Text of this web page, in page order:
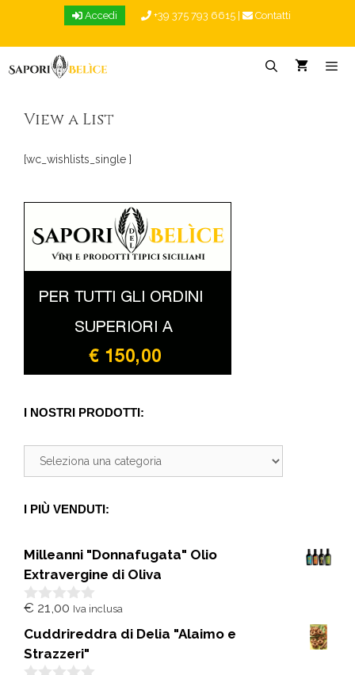
Accedi +39 375 793 6615 Contatti
View a List
[wc_wishlists_single ]
I NOSTRI PRODOTTI:
I PIÙ VENDUTI:
Milleanni "Donnafugata" Olio
Extravergine di Oliva
0
u
5
€ 21,00 Iva inclusa
Cuddrireddra di Delia "Alaimo e
Strazzeri"